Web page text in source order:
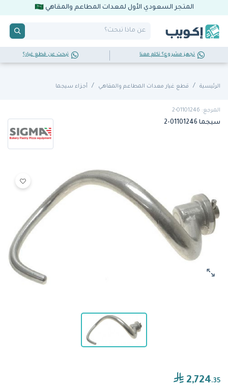
المتجر السعودي الأول لمعدات المطاعم والمقاهي
تجهز مشروع؟ تكلم معنا تبحث عن قطع غيار؟
الرئيسية قطع غيار معدات المطاعم والمقاهي أجزاء سيجما
المرجع: 01101246-2
سيجما 01101246-2
2,724.35